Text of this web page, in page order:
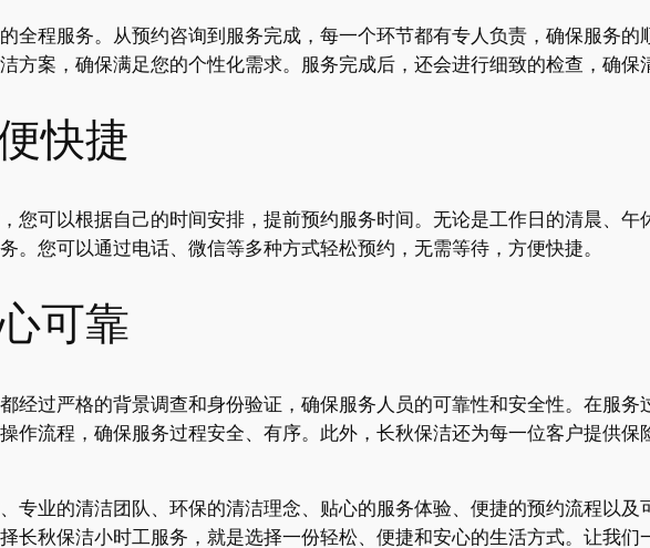
全程服务。从预约咨询到服务完成，每一个环节都有专人负责，确保服务的
方案，确保满足您的个性化需求。服务完成后，还会进行细致的检查，确保
快捷
您可以根据自己的时间安排，提前预约服务时间。无论是工作日的清晨、午
。您可以通过电话、微信等多种方式轻松预约，无需等待，方便快捷。
可靠
经过严格的背景调查和身份验证，确保服务人员的可靠性和安全性。在服务
作流程，确保服务过程安全、有序。此外，长秋保洁还为每一位客户提供保
专业的清洁团队、环保的清洁理念、贴心的服务体验、便捷的预约流程以及
长秋保洁小时工服务，就是选择一份轻松、便捷和安心的生活方式。让我们